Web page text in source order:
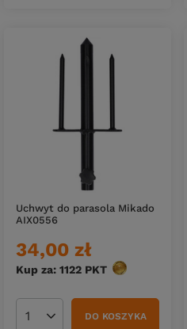
Uchwyt do parasola Mikado
AIX0556
34,00 zł
Kup za: 1122 PKT punktów
Ilość produktówDO KOSZYKA